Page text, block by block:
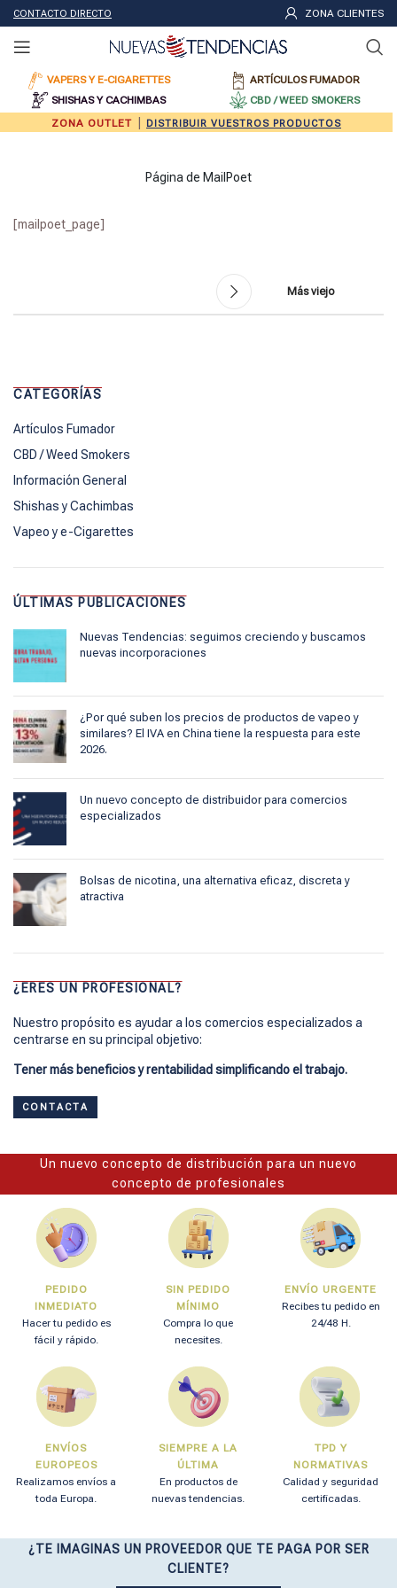
CONTACTO DIRECTO ZONA CLIENTES
VAPERS Y E-CIGARETTES
ARTÍCULOS FUMADOR
SHISHAS Y CACHIMBAS
CBD / WEED SMOKERS
ZONA OUTLET
DISTRIBUIR VUESTROS PRODUCTOS
Página de MailPoet
[mailpoet_page]
Más viejo
CATEGORÍAS
Artículos Fumador
CBD / Weed Smokers
Información General
Shishas y Cachimbas
Vapeo y e-Cigarettes
ÚLTIMAS PUBLICACIONES
Nuevas Tendencias: seguimos creciendo y buscamos
nuevas incorporaciones
¿Por qué suben los precios de productos de vapeo y
similares? El IVA en China tiene la respuesta para este
2026.
Un nuevo concepto de distribuidor para comercios
especializados
Bolsas de nicotina, una alternativa eficaz, discreta y
atractiva
¿ERES UN PROFESIONAL?
Nuestro propósito es ayudar a los comercios especializados a
centrarse en su principal objetivo:
Tener más beneficios y rentabilidad simplificando el trabajo.
CONTACTA
Un nuevo concepto de distribución para un nuevo
concepto de profesionales
PEDIDO
INMEDIATO
Hacer tu pedido es
fácil y rápido.
SIN PEDIDO
MÍNIMO
Compra lo que
necesites.
ENVÍO URGENTE
Recibes tu pedido en
24/48 H.
ENVÍOS
EUROPEOS
Realizamos envíos a
toda Europa.
SIEMPRE A LA
ÚLTIMA
En productos de
nuevas tendencias.
TPD Y
NORMATIVAS
Calidad y seguridad
certificadas.
¿TE IMAGINAS UN PROVEEDOR QUE TE PAGA POR SER
CLIENTE?